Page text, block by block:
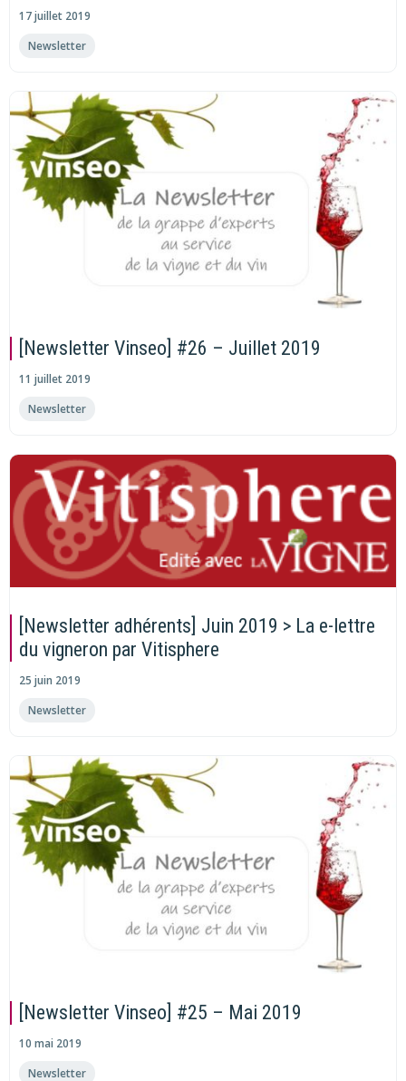
17 juillet 2019
Newsletter
[Newsletter Vinseo] #26 – Juillet 2019
11 juillet 2019
Newsletter
[Newsletter adhérents] Juin 2019 > La e-lettre
du vigneron par Vitisphere
25 juin 2019
Newsletter
[Newsletter Vinseo] #25 – Mai 2019
10 mai 2019
Newsletter